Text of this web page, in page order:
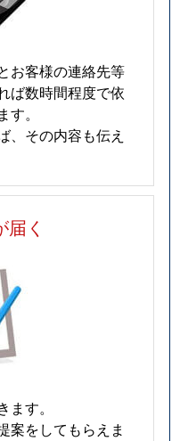
お客様の連絡先等
ば数時間程度で依
。
、その内容も伝え
く
す。
案をしてもらえま